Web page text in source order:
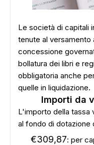
Le società di capitali
tenute al versamento
concessione
bollatura dei libri e
obbligatoria anche
quelle in liquidazione.
Importi da
L'importo della tassa
al fondo di dotazione
€309,87: per